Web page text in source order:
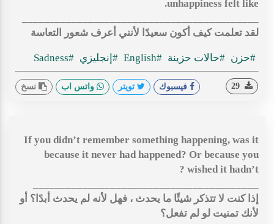
unhappiness felt like.
لقد تعلمت كيف أكون سعيدًا لأنني أعرف شعور التعاسة
#حزن #حالات حزينة #English #إنجليزي #Sadness
فيسبوك تويتر واتس اب نسخ
If you didn’t remember something happening, was it
because it never had happened? Or because you
wished it hadn’t ?
إذا كنت لا تتذكر شيئًا ما يحدث ، فهل لأنه لم يحدث أبدًا؟ أو
لأنك تمنيت لو لم تفعل؟